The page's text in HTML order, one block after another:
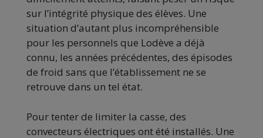
sur l’intégrité physique des élèves. Une
situation d’autant plus incompréhensible
pour les personnels que Lodève a déjà
connu, les années précédentes, des épisodes
de froid sans que l’établissement ne se
retrouve dans un tel état.
Pour tenter de limiter la casse, des
convecteurs électriques ont été installés. Une